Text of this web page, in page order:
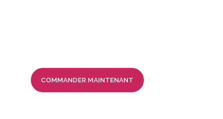
COMMANDER MAINTENANT